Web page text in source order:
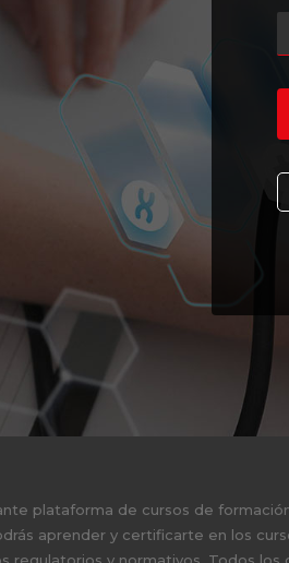
plataforma de cursos de
aprender y certificarte en los